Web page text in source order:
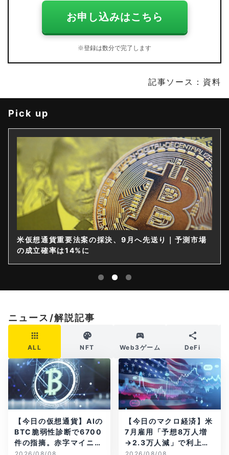
お申し込みはこちら
※登録は数分で完了します
記事ソース：資料
Pick up
の採決、9月へ先送り｜予測市場
仮想通貨は購入後す
ニュース/解説記事
ALL NFT Web3ゲーム DeFi
【今日の仮想通貨】AIの
BTC脆弱性診断で6700
件の指摘。赤字マイニン
グ企業はAIに賭ける
【今日のマクロ経済】米
7月雇用「予想8万人増
→2.3万人減」で利上げ
観測後退